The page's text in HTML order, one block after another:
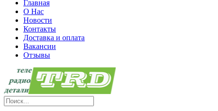
Главная
О Нас
Новости
Контакты
Доставка и оплата
Вакансии
Отзывы